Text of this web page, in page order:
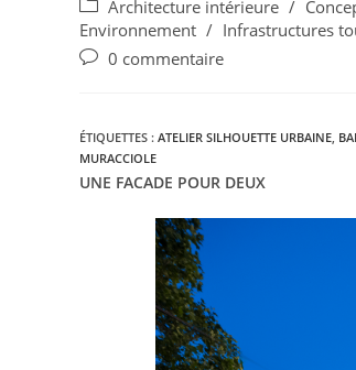
Architecture intérieure /
Environnement / Infrastructures
0 commentaire
ÉTIQUETTES : ATELIER SILHOUETTE URBAINE,
MURACCIOLE
UNE FACADE POUR DEUX